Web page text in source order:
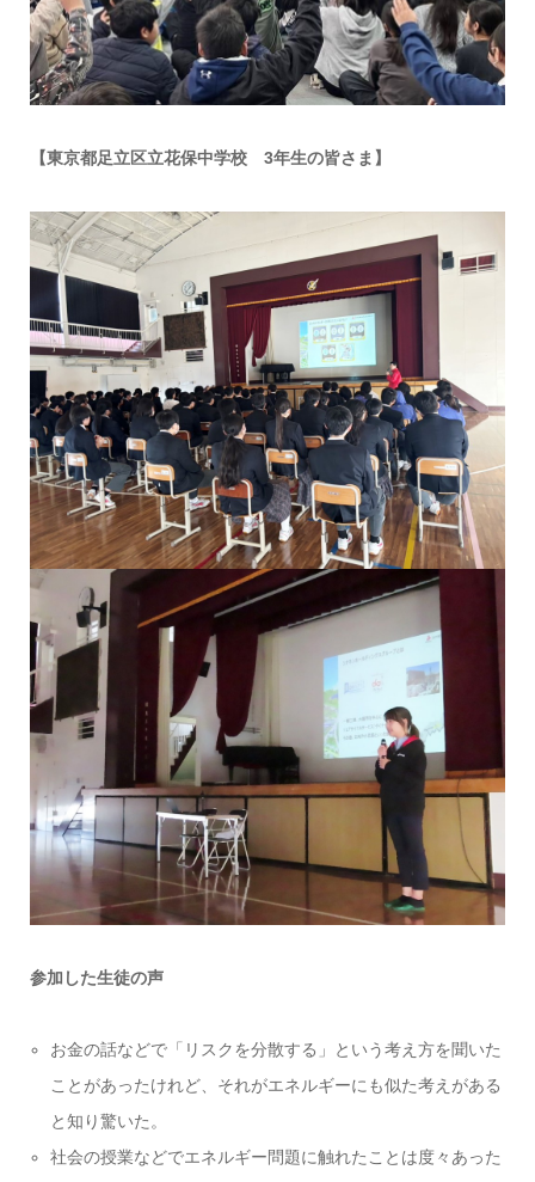
【東京都足立区立花保中学校 3年生の皆さま】
参加した生徒の声
お金の話などで「リスクを分散する」という考え方を聞いた
ことがあったけれど、それがエネルギーにも似た考えがある
と知り驚いた。
社会の授業などでエネルギー問題に触れたことは度々あった